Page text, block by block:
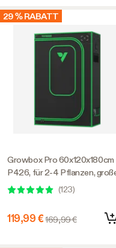
29 % RABATT
Growbox Pro 60x120x180cm
P426, für 2-4 Pflanzen,
Frontfenster, für den Indoor-
(123)
119,99 € 169,99 €